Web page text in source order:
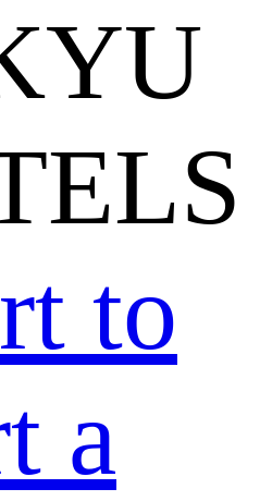
to
a